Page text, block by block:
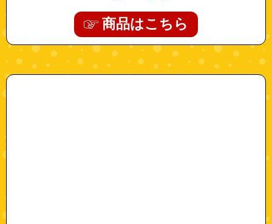
商品はこちら
"781000048"